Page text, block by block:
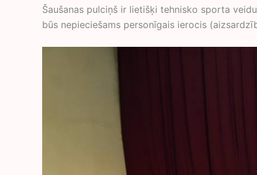
Šaušanas pulciņš ir lietišķi tehnisko sporta
būs nepieciešams personīgais ierocis